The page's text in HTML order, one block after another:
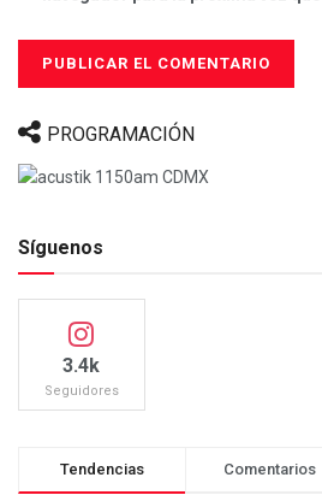
PROGRAMACIÓN
Síguenos
3.4k
Seguidores
Tendencias Comentarios